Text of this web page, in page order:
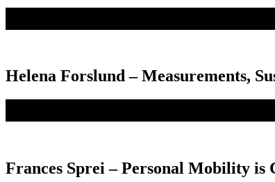
Helena Forslund – Measurements,
Frances Sprei – Personal Mobility is